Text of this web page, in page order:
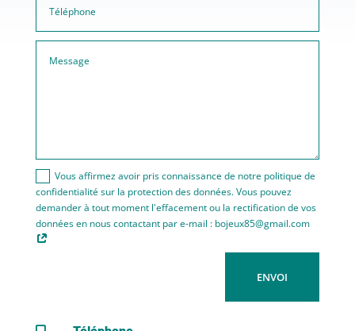
Vous affirmez avoir pris connaissance de notre politique de
confidentialité sur la protection des données. Vous pouvez
demander à tout moment l'effacement ou la rectification de vos
données en nous contactant par e-mail : bojeux85@gmail.com
ENVOI